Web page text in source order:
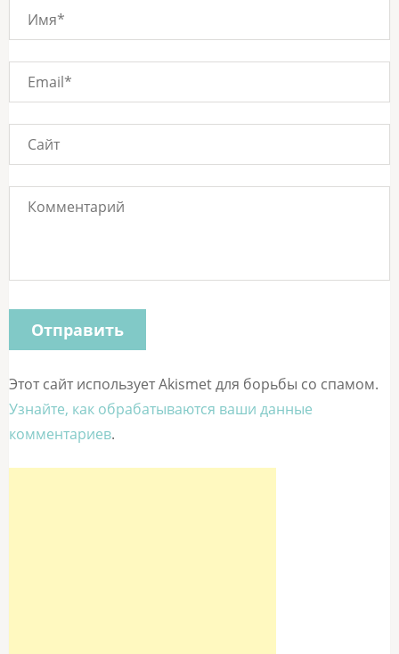
Этот сайт использует Akismet для борьбы со спамом.
Узнайте, как обрабатываются ваши данные
комментариев.